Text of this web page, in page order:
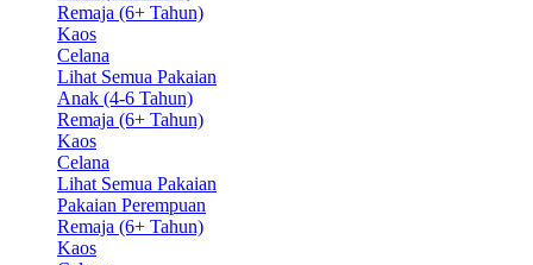
Remaja (6+ Tahun)
Kaos
Celana
Lihat Semua Pakaian
Anak (4-6 Tahun)
Remaja (6+ Tahun)
Kaos
Celana
Lihat Semua Pakaian
Pakaian Perempuan
Remaja (6+ Tahun)
Kaos